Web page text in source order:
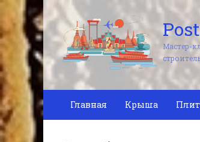
Мастер-
Главная Крыша